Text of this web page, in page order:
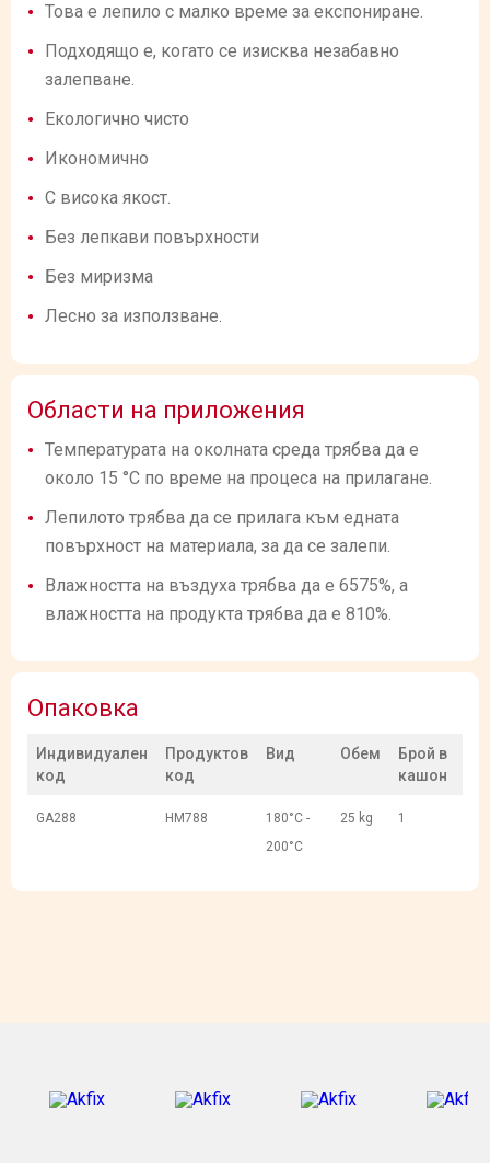
Това е лепило с малко време за експониране.
Подходящо е, когато се изисква незабавно
залепване.
Екологично чисто
Икономично
С висока якост.
Без лепкави повърхности
Без миризма
Лесно за използване.
Области на приложения
Температурата на околната среда трябва да е
около 15 °C по време на процеса на прилагане.
Лепилото трябва да се прилага към едната
повърхност на материала, за да се залепи.
Влажността на въздуха трябва да е 6575%, а
влажността на продукта трябва да е 810%.
Опаковка
Индивидуален
код
Продуктов
код
Вид Обем
Брой в
кашон
GA288 HM788
180°C -
200°C
25 kg 1